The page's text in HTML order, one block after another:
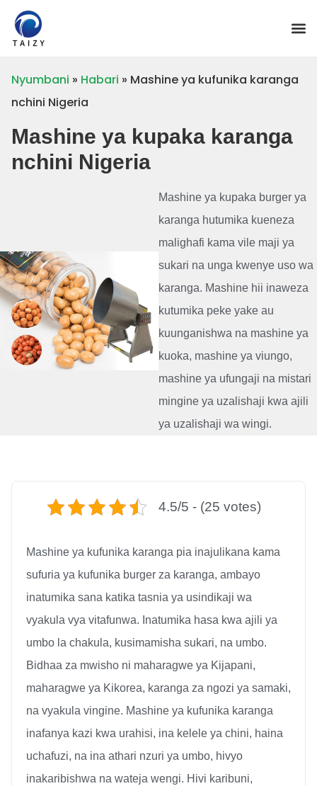
Nyumbani » Habari » Mashine ya kufunika karanga
nchini Nigeria
Mashine ya kupaka karanga
nchini Nigeria
Mashine ya kupaka burger ya
karanga hutumika kueneza
malighafi kama vile maji ya
sukari na unga kwenye uso wa
karanga. Mashine hii inaweza
kutumika peke yake au
kuunganishwa na mashine ya
kuoka, mashine ya viungo,
mashine ya ufungaji na mistari
mingine ya uzalishaji kwa ajili
ya uzalishaji wa wingi.
4.5/5 - (25 votes)
Mashine ya kufunika karanga pia inajulikana kama
sufuria ya kufunika burger za karanga, ambayo
inatumika sana katika tasnia ya usindikaji wa
vyakula vya vitafunwa. Inatumika hasa kwa ajili ya
umbo la chakula, kusimamisha sukari, na umbo.
Bidhaa za mwisho ni maharagwe ya Kijapani,
maharagwe ya Kikorea, karanga za ngozi ya samaki,
na vyakula vingine. Mashine ya kufunika karanga
inafanya kazi kwa urahisi, ina kelele ya chini, haina
uchafuzi, na ina athari nzuri ya umbo, hivyo
inakaribishwa na wateja wengi. Hivi karibuni,